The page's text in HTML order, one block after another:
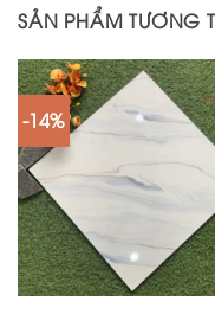
SẢN PHẨM TƯƠNG
-14%